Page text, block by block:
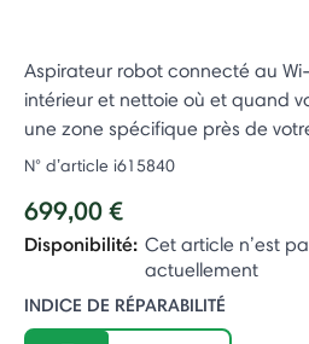
Aspirateur robot connecté au
intérieur et nettoie où et quand
une zone spécifique près de
N° d’article i615840
699,00 €
Disponibilité: Cet article n’est
actuellement
INDICE DE RÉPARABILITÉ